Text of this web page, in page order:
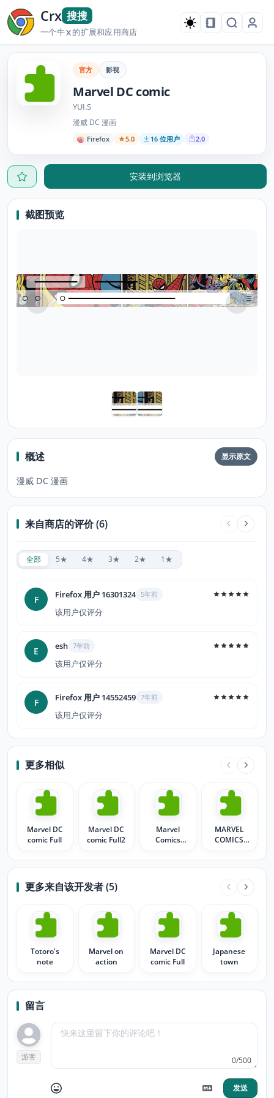
Crx 搜搜
一个牛X的扩展和应用商店
官方 影视
Marvel DC comic
YUI.S
漫威 DC 漫画
Firefox 5.0 16 位用户 2.0
安装到浏览器
截图预览
概述 显示原文
漫威 DC 漫画
来自商店的评价 (6)
全部 5★ 4★ 3★ 2★ 1★
F Firefox 用户 16301324 5年前
该用户仅评分
E esh 7年前
该用户仅评分
F Firefox 用户 14552459 7年前
该用户仅评分
更多相似
Marvel DC
comic Full
Marvel DC
comic Full2
Marvel
Comics
MARVEL
COMICS
更多来自该开发者 (5)
Totoro's
note
Marvel on
action
Marvel DC
comic Full
Japanese
town
留言
游客 0/500
发送